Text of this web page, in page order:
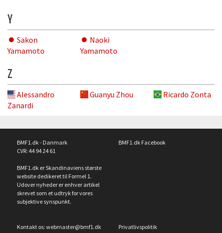
Y
Sakon
Yamamoto
Naoki
Yamamoto
Z
Alessandro
Zanardi
Guanyu Zhou Ricardo Zonta
BMF1.dk - Danmark
CVR: 44 94 24 61
BMF1.dk er Skandinaviens største
website dedikeret til Formel 1.
Udover nyheder er enhver artikel
skrevet som et udtryk for vores
subjektive synspunkt.
BMF1.dk Facebook
Kontakt os: webmaster@bmf1.dk
Privatlivspolitik